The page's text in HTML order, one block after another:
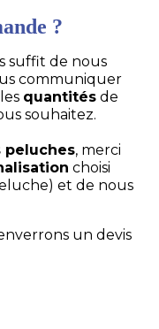
?
suffit de nous
communiquer
quantités de
souhaitez.
peluches, merci
choisi
et de nous
un devis